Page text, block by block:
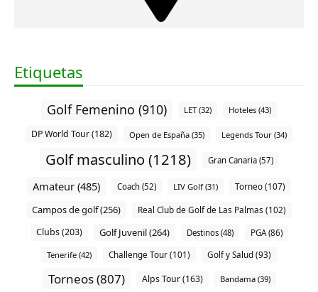
Etiquetas
Golf Femenino (910) LET (32) Hoteles (43)
DP World Tour (182) Open de España (35) Legends Tour (34)
Golf masculino (1218) Gran Canaria (57)
Amateur (485) Coach (52) LIV Golf (31) Torneo (107)
Campos de golf (256) Real Club de Golf de Las Palmas (102)
Clubs (203) Golf Juvenil (264) Destinos (48) PGA (86)
Tenerife (42) Challenge Tour (101) Golf y Salud (93)
Torneos (807) Alps Tour (163) Bandama (39)